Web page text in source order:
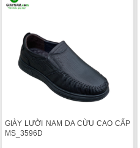
GIÀY LƯỜI NAM DA CỪU CAO CẤP
MS_3596D